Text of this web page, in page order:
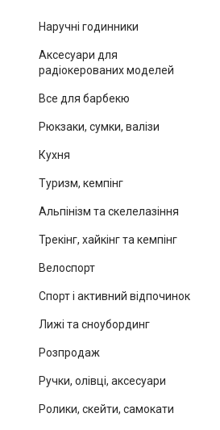
Наручні годинники
Аксесуари для
радіокерованих моделей
Все для барбекю
Рюкзаки, сумки, валізи
Кухня
Туризм, кемпінг
Альпінізм та скелелазіння
Трекінг, хайкінг та кемпінг
Велоспорт
Спорт і активний відпочинок
Лижі та сноубординг
Розпродаж
Ручки, олівці, аксесуари
Ролики, скейти, самокати